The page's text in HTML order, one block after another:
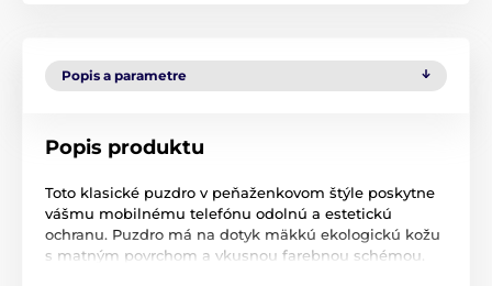
Popis a parametre
Popis produktu
Toto klasické puzdro v peňaženkovom štýle poskytne
vášmu mobilnému telefónu odolnú a estetickú
ochranu. Puzdro má na dotyk mäkkú ekologickú kožu
s matným povrchom a vkusnou farebnou schémou.